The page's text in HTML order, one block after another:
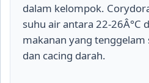
dalam kelompok.
suhu air antara 22-26Â°C
makanan yang
dan cacing darah.